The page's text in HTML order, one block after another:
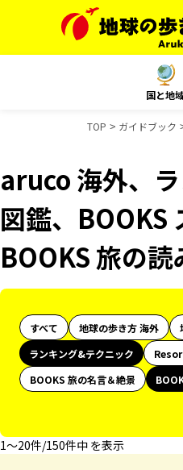
国と地
TOP ガイドブック
aruco 海外、
図鑑、BOOKS
BOOKS 旅の
すべて 地球の歩き方 海外
ランキング&テクニック
BOOKS 旅の名言＆絶景
1〜20件/150件中 を表示